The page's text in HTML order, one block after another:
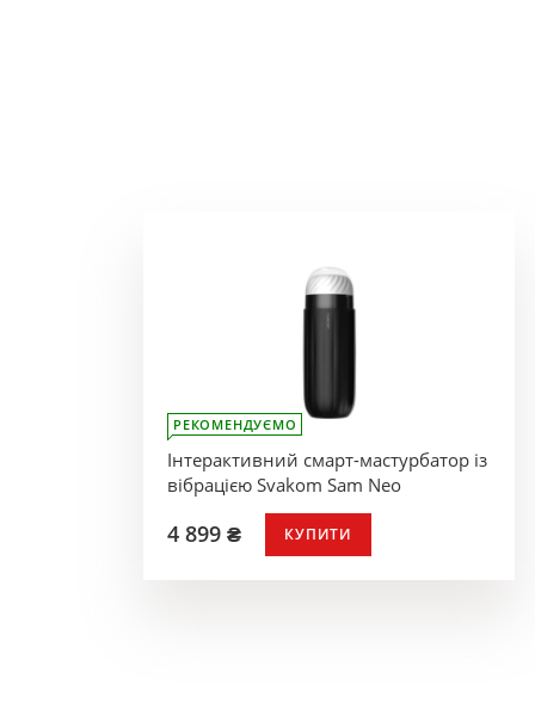
РЕКОМЕНДУЄМО
Інтерактивний смарт-мастурбатор із
вібрацією Svakom Sam Neo
4 899 ₴ КУПИТИ